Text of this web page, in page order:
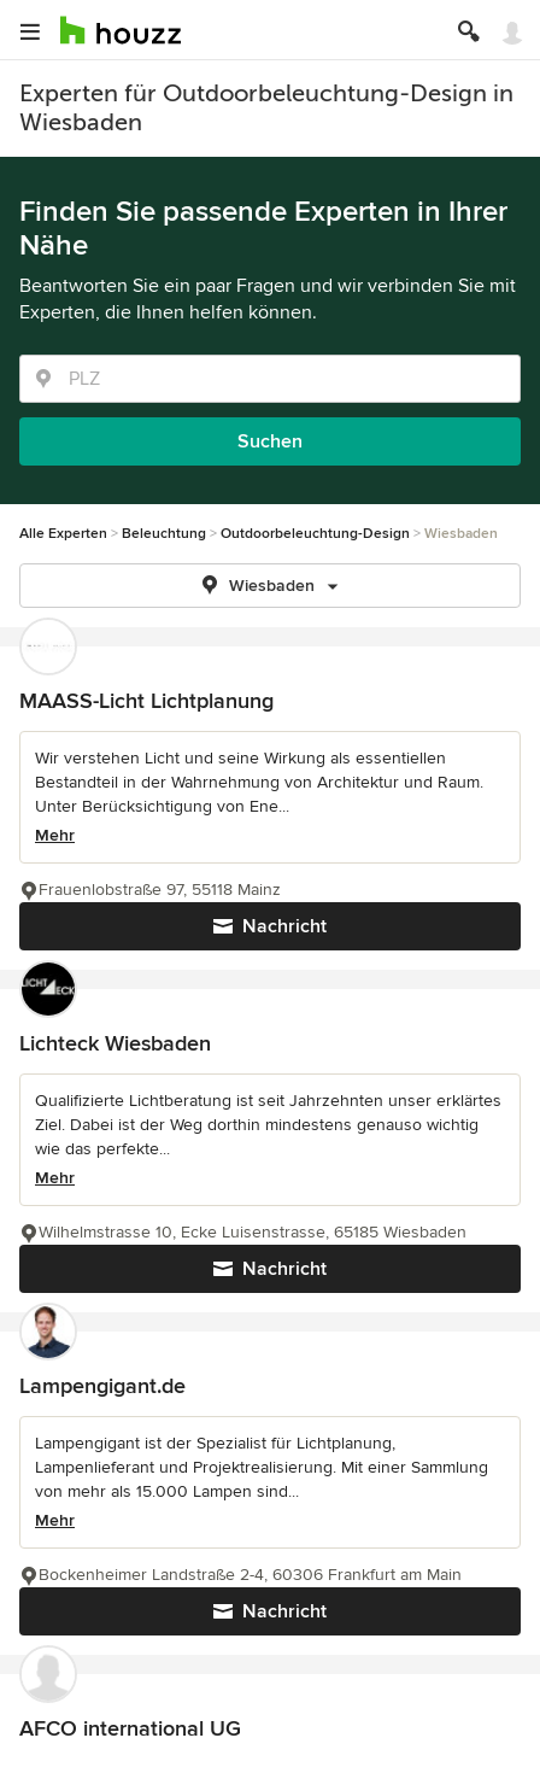
Experten für Outdoorbeleuchtung-Design in
Wiesbaden
Finden Sie passende Experten in Ihrer
Nähe
Beantworten Sie ein paar Fragen und wir verbinden Sie mit
Experten, die Ihnen helfen können.
Suchen
Alle Experten Beleuchtung Outdoorbeleuchtung-Design Wiesbaden
Wiesbaden
MAASS-Licht Lichtplanung
Wir verstehen Licht und seine Wirkung als essentiellen
Bestandteil in der Wahrnehmung von Architektur und Raum.
Unter Berücksichtigung von Ene...
Mehr
Nachricht
Frauenlobstraße 97, 55118 Mainz
Lichteck Wiesbaden
Qualifizierte Lichtberatung ist seit Jahrzehnten unser erklärtes
Ziel. Dabei ist der Weg dorthin mindestens genauso wichtig
wie das perfekte...
Mehr
Nachricht
Wilhelmstrasse 10, Ecke Luisenstrasse, 65185 Wiesbaden
Lampengigant.de
Lampengigant ist der Spezialist für Lichtplanung,
Lampenlieferant und Projektrealisierung. Mit einer Sammlung
von mehr als 15.000 Lampen sind...
Mehr
Nachricht
Bockenheimer Landstraße 2-4, 60306 Frankfurt am Main
AFCO international UG